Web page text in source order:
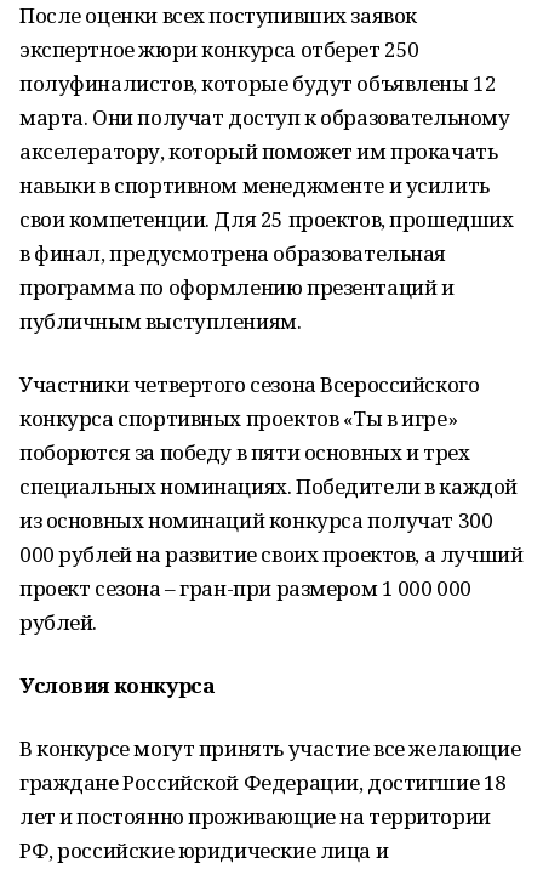
После оценки всех поступивших заявок
экспертное жюри конкурса отберет 250
полуфиналистов, которые будут объявлены 12
марта. Они получат доступ к образовательному
акселератору, который поможет им прокачать
навыки в спортивном менеджменте и усилить
свои компетенции. Для 25 проектов, прошедших
в финал, предусмотрена образовательная
программа по оформлению презентаций и
публичным выступлениям.
Участники четвертого сезона Всероссийского
конкурса спортивных проектов «Ты в игре»
поборются за победу в пяти основных и трех
специальных номинациях. Победители в каждой
из основных номинаций конкурса получат 300
000 рублей на развитие своих проектов, а лучший
проект сезона – гран-при размером 1 000 000
рублей.
Условия конкурса
В конкурсе могут принять участие все желающие
граждане Российской Федерации, достигшие 18
лет и постоянно проживающие на территории
РФ, российские юридические лица и